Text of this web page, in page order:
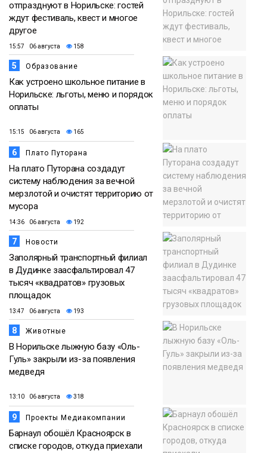
отпразднуют в Норильске: гостей
ждут фестиваль, квест и многое
другое
15:57 06 августа 158
5 Образование
Как устроено школьное питание в
Норильске: льготы, меню и порядок
оплаты
15:15 06 августа 165
6 Плато Путорана
На плато Путорана создадут
систему наблюдения за вечной
мерзлотой и очистят территорию от
мусора
14:36 06 августа 192
7 Новости
Заполярный транспортный филиал
в Дудинке заасфальтировал 47
тысяч «квадратов» грузовых
площадок
13:47 06 августа 193
8 Животные
В Норильске лыжную базу «Оль-
Гуль» закрыли из-за появления
медведя
13:10 06 августа 318
9 Проекты Медиакомпании
Барнаул обошёл Красноярск в
списке городов, откуда приехали